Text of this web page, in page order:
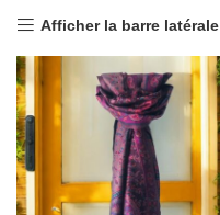
Afficher la barre latérale